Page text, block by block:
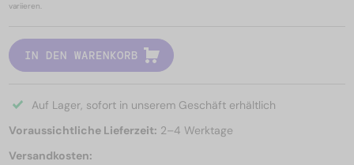
variieren.
IN DEN WARENKORB
Auf Lager, sofort in unserem Geschäft erhältlich
Voraussichtliche Lieferzeit: 2–4 Werktage
Versandkosten: